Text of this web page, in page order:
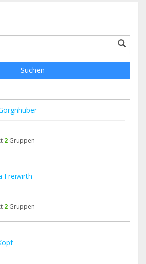
Suchen
2 Gruppen
Freiwirth
2 Gruppen